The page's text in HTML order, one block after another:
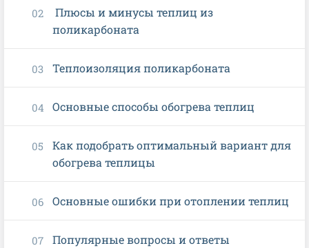
Плюсы и минусы теплиц из
поликарбоната
Теплоизоляция поликарбоната
Основные способы обогрева теплиц
Как подобрать оптимальный вариант для
обогрева теплицы
Основные ошибки при отоплении теплиц
Популярные вопросы и ответы